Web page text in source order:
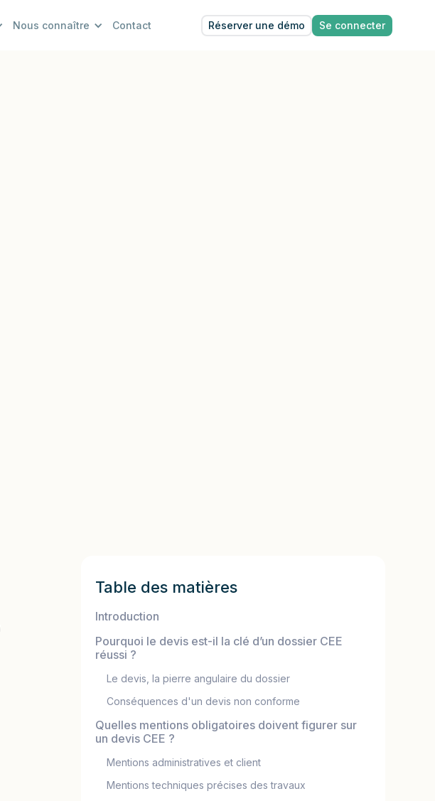
Nous connaître Contact Réserver une démo Se connecter
Table des matières
Introduction
Pourquoi le devis est-il la clé d’un dossier CEE
réussi ?
Le devis, la pierre angulaire du dossier
Conséquences d'un devis non conforme
Quelles mentions obligatoires doivent figurer sur
un devis CEE ?
Mentions administratives et client
Mentions techniques précises des travaux